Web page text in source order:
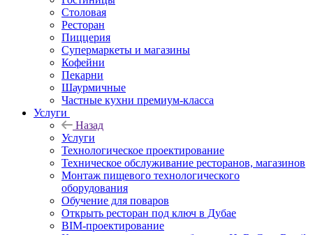
Столовая
Ресторан
Пиццерия
Супермаркеты и магазины
Кофейни
Пекарни
Шаурмичные
Частные кухни премиум-класса
Услуги
Назад
Услуги
Технологическое проектирование
Техническое обслуживание ресторанов, магазинов
Монтаж пищевого технологического
оборудования
Обучение для поваров
Открыть ресторан под ключ в Дубае
BIM-проектирование